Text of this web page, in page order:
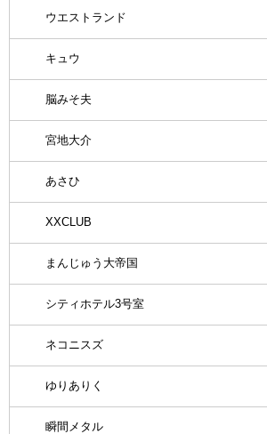
ウエストランド
キュウ
脳みそ夫
宮地大介
あさひ
XXCLUB
まんじゅう大帝国
シティホテル3号室
ネコニスズ
ゆりありく
瞬間メタル